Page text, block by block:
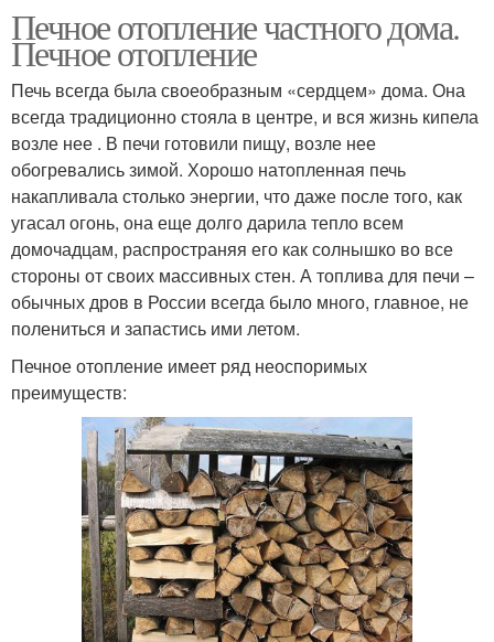
Печное отопление частного дома.
Печное отопление
Печь всегда была своеобразным «сердцем» дома. Она
всегда традиционно стояла в центре, и вся жизнь кипела
возле нее . В печи готовили пищу, возле нее
обогревались зимой. Хорошо натопленная печь
накапливала столько энергии, что даже после того, как
угасал огонь, она еще долго дарила тепло всем
домочадцам, распространяя его как солнышко во все
стороны от своих массивных стен. А топлива для печи –
обычных дров в России всегда было много, главное, не
полениться и запастись ими летом.
Печное отопление имеет ряд неоспоримых
преимуществ: